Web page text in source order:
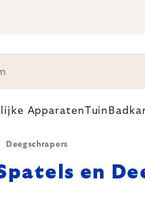
ApparatenTuin
Deegschrapers
en